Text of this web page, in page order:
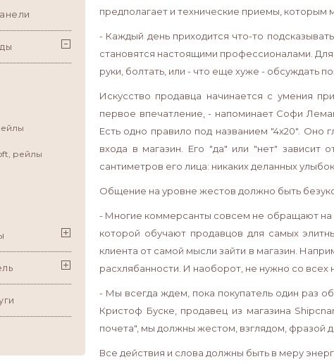
рейлы
предполагает и технические приемы, которым
- Каждый день приходится что-то
становятся настоящими профессионалами. Для
руки, болтать, или - что еще хуже - обсуждать
Искусство продавца начинается с умения
первое впечатление, - напоминает Софи
Есть одно правило под названием "4х20". Оно
входа в магазин. Его "да" или "нет"
сантиметров его лица: никаких деланных
Общение на уровне жестов должно быть
- Многие коммерсанты совсем не обращают на
которой обучают продавцов для самых
клиента от самой мысли зайти в магазин.
расхлябанности. И наоборот, не нужно со всех
- Мы всегда ждем, пока покупатель один раз
Кристоф Буске, продавец из магазина
почета", мы должны жестом, взглядом, фразой
Все действия и слова должны быть в меру